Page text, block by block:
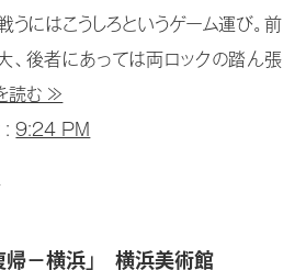
うにはこうしろというゲーム運び。前
、後者にあっては両ロックの踏ん張
読む ≫
:9:24 PM
帰－横浜」 横浜美術館